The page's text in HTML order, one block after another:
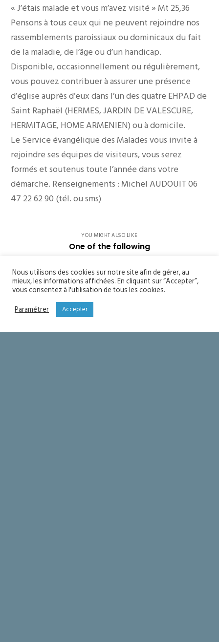
« J’étais malade et vous m’avez visité » Mt 25,36
Pensons à tous ceux qui ne peuvent rejoindre nos
rassemblements paroissiaux ou dominicaux du fait
de la maladie, de l’âge ou d’un handicap.
Disponible, occasionnellement ou régulièrement,
vous pouvez contribuer à assurer une présence
d’église auprès d’eux dans l’un des quatre EHPAD de
Saint Raphaël (HERMES, JARDIN DE VALESCURE,
HERMITAGE, HOME ARMENIEN) ou à domicile.
Le Service évangélique des Malades vous invite à
rejoindre ses équipes de visiteurs, vous serez
formés et soutenus toute l’année dans votre
démarche. Renseignements : Michel AUDOUIT 06
47 22 62 90 (tél. ou sms)
YOU MIGHT ALSO LIKE
One of the following
Soyons saints
Seigneur merci !
Nous utilisons des cookies sur notre site afin de gérer, au
mieux, les informations affichées. En cliquant sur “Accepter”,
vous consentez à l'utilisation de tous les cookies.
Paramétrer
Accepter